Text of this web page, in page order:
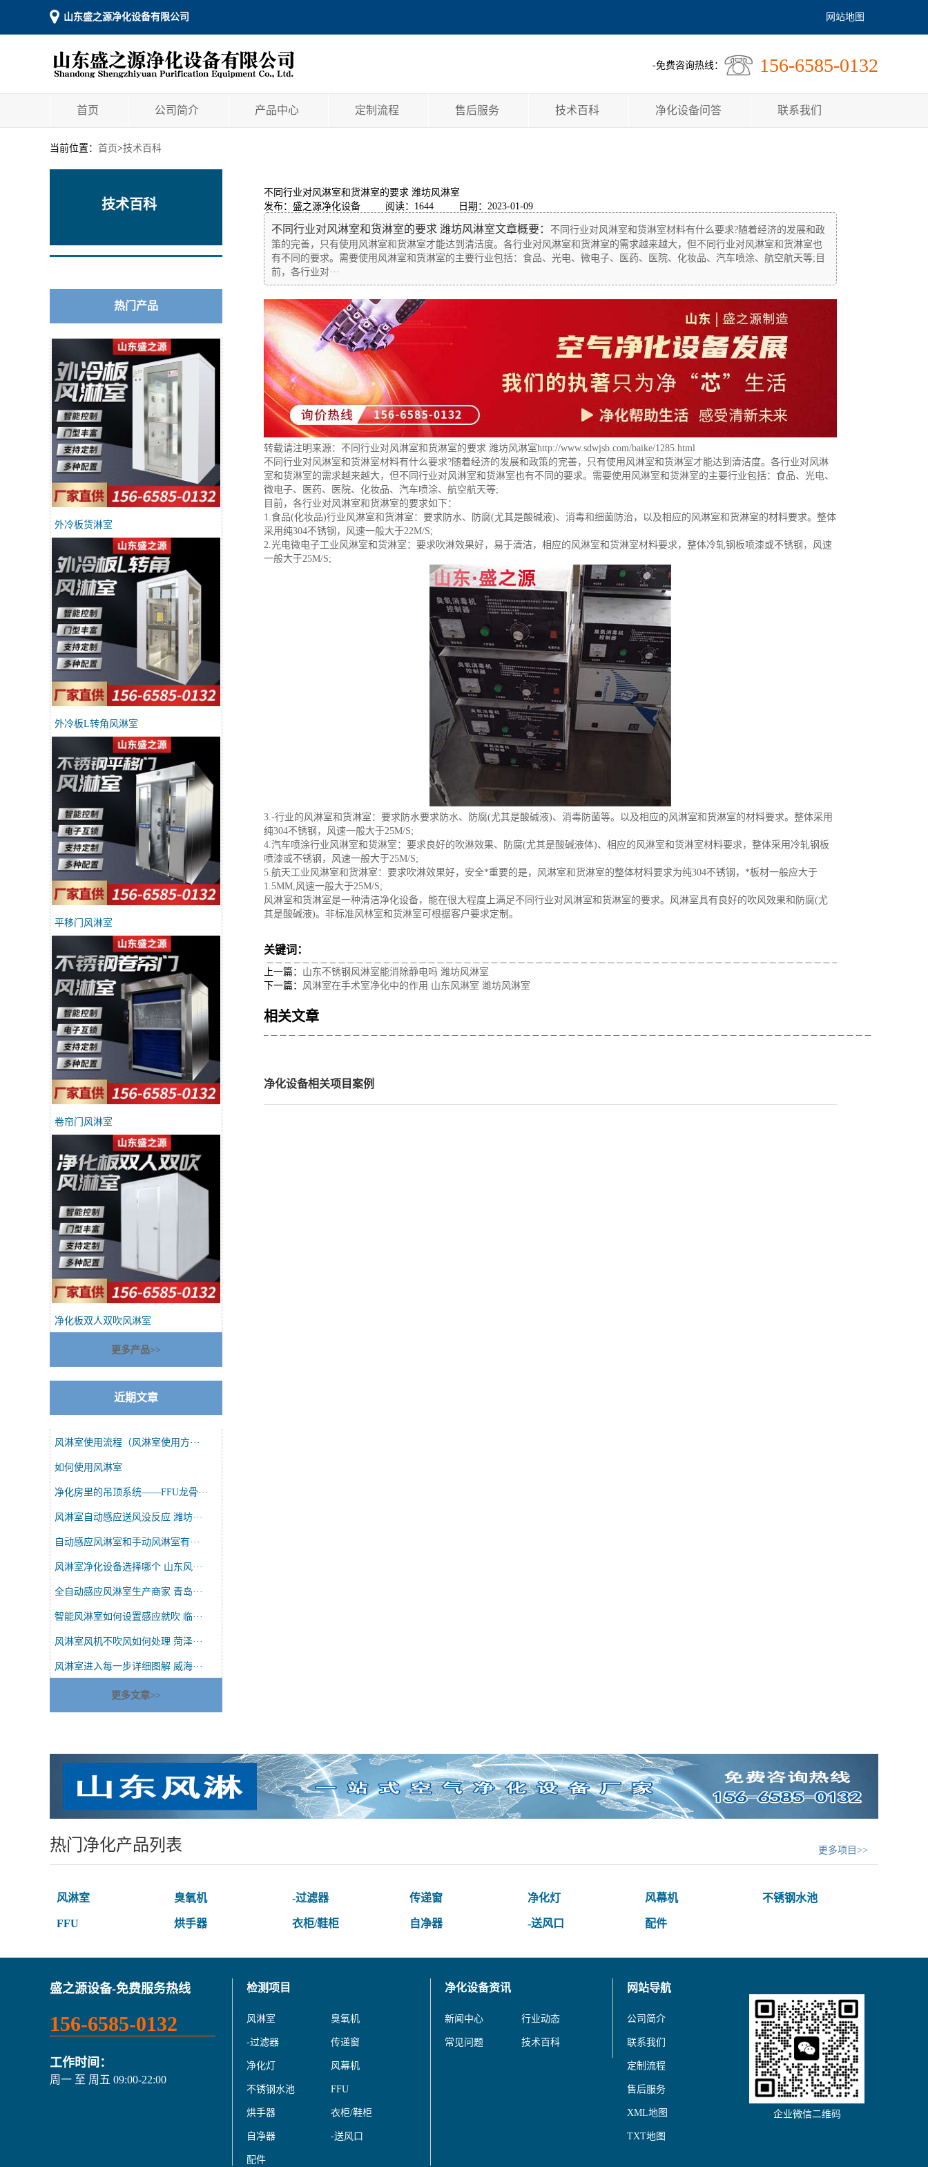
山东盛之源净化设备有限公司 网站地图
-免费咨询热线： 156-6585-0132
首页 公司简介 产品中心 定制流程 售后服务 技术百科 净化设备问答 联系我们
当前位置： 首页>技术百科
技术百科
热门产品
外冷板货淋室
外冷板L转角风淋室
平移门风淋室
卷帘门风淋室
净化板双人双吹风淋室
更多产品>>
近期文章
风淋室使用流程（风淋室使用方···
如何使用风淋室
净化房里的吊顶系统——FFU龙骨···
风淋室自动感应送风没反应 潍坊···
自动感应风淋室和手动风淋室有···
风淋室净化设备选择哪个 山东风···
全自动感应风淋室生产商家 青岛···
智能风淋室如何设置感应就吹 临···
风淋室风机不吹风如何处理 菏泽···
风淋室进入每一步详细图解 威海···
更多文章>>
不同行业对风淋室和货淋室的要求 潍坊风淋室
发布：盛之源净化设备
阅读：1644 日期：2023-01-09
不同行业对风淋室和货淋室的要求 潍坊风淋室文章概要：
不同行业对风淋室和货淋室材料有什么要求?随着经济的发展和政
策的完善，只有使用风淋室和货淋室才能达到清洁度。各行业对风淋室和货淋室的需求越来越大，但不同行业对风淋室和货淋室也
有不同的要求。需要使用风淋室和货淋室的主要行业包括：食品、光电、微电子、医药、医院、化妆品、汽车喷涂、航空航天等;目
前，各行业对···
转载请注明来源： 不同行业对风淋室和货淋室的要求 潍坊风淋室http://www.sdwjsb.com/baike/1285.html
不同行业对风淋室和货淋室材料有什么要求?随着经济的发展和政策的完善，只有使用风淋室和货淋室才能达到清洁度。各行业对风淋
室和货淋室的需求越来越大，但不同行业对风淋室和货淋室也有不同的要求。需要使用风淋室和货淋室的主要行业包括：食品、光电、
微电子、医药、医院、化妆品、汽车喷涂、航空航天等;
目前，各行业对风淋室和货淋室的要求如下：
1.食品(化妆品)行业风淋室和货淋室：要求防水、防腐(尤其是酸碱液)、消毒和细菌防治，以及相应的风淋室和货淋室的材料要求。整体
采用纯304不锈钢，风速一般大于22M/S;
2.光电微电子工业风淋室和货淋室：要求吹淋效果好，易于清洁，相应的风淋室和货淋室材料要求，整体冷轧钢板喷漆或不锈钢，风速
一般大于25M/S;
3.-行业的风淋室和货淋室：要求防水要求防水、防腐(尤其是酸碱液)、消毒防菌等。以及相应的风淋室和货淋室的材料要求。整体采用
纯304不锈钢，风速一般大于25M/S;
4.汽车喷涂行业风淋室和货淋室：要求良好的吹淋效果、防腐(尤其是酸碱液体)、相应的风淋室和货淋室材料要求，整体采用冷轧钢板
喷漆或不锈钢，风速一般大于25M/S;
5.航天工业风淋室和货淋室：要求吹淋效果好，安全*重要的是，风淋室和货淋室的整体材料要求为纯304不锈钢，*板材一般应大于
1.5MM,风速一般大于25M/S;
风淋室和货淋室是一种清洁净化设备，能在很大程度上满足不同行业对风淋室和货淋室的要求。风淋室具有良好的吹风效果和防腐(尤
其是酸碱液)。非标准风林室和货淋室可根据客户要求定制。
关键词：
上一篇： 山东不锈钢风淋室能消除静电吗 潍坊风淋室
下一篇： 风淋室在手术室净化中的作用 山东风淋室 潍坊风淋室
相关文章
净化设备相关项目案例
热门净化产品列表 更多项目>>
风淋室 臭氧机 -过滤器 传递窗 净化灯 风幕机 不锈钢水池
FFU 烘手器 衣柜/鞋柜 自净器 -送风口 配件
盛之源设备-免费服务热线
156-6585-0132
工作时间：
周一 至 周五 09:00-22:00
检测项目
风淋室 臭氧机
-过滤器 传递窗
净化灯 风幕机
不锈钢水池 FFU
烘手器 衣柜/鞋柜
自净器 -送风口
配件
净化设备资讯
新闻中心 行业动态
常见问题 技术百科
网站导航
公司简介
联系我们
定制流程
售后服务
XML地图
TXT地图
企业微信二维码